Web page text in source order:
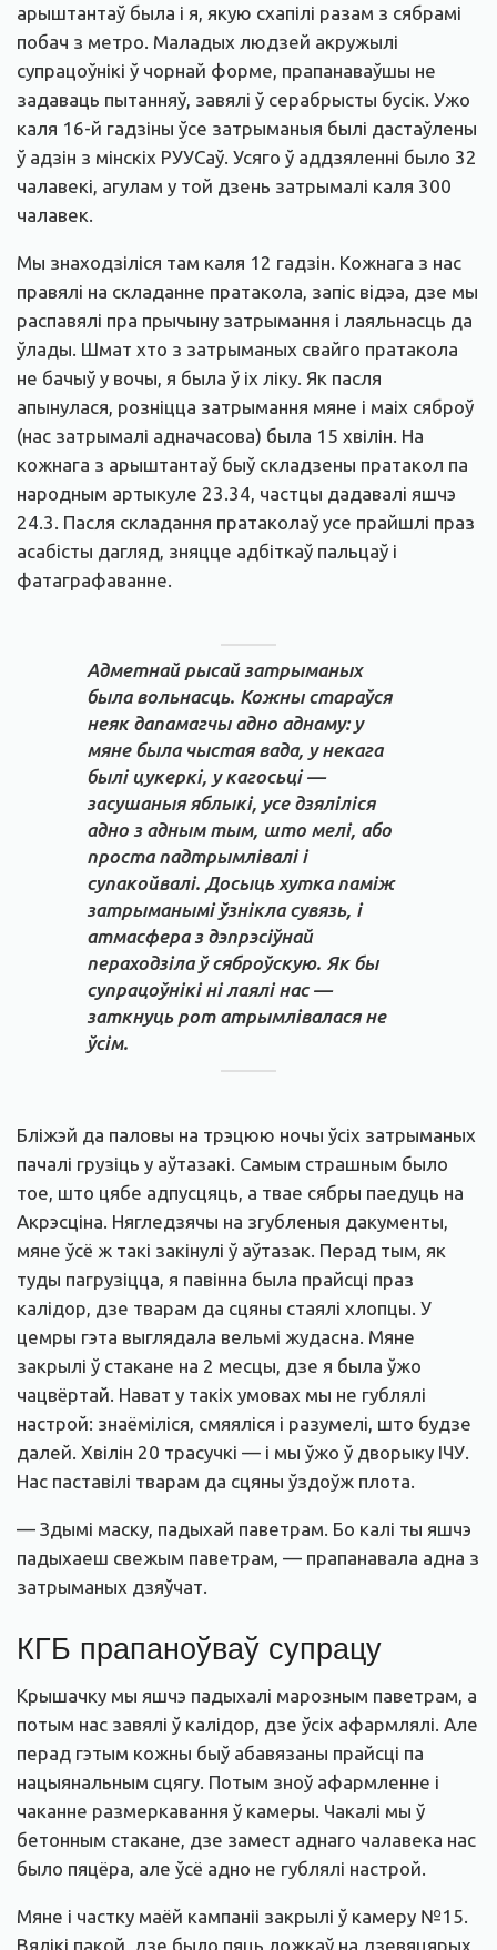
арыштантаў была і я, якую схапілі разам з сябрамі
побач з метро. Маладых людзей акружылі
супрацоўнікі ў чорнай форме, прапанаваўшы не
задаваць пытанняў, завялі ў серабрысты бусік. Ужо
каля 16-й гадзіны ўсе затрыманыя былі дастаўлены
ў адзін з мінскіх РУУСаў. Усяго ў аддзяленні было 32
чалавекі, агулам у той дзень затрымалі каля 300
чалавек.
Мы знаходзіліся там каля 12 гадзін. Кожнага з нас
правялі на складанне пратакола, запіс відэа, дзе мы
распавялі пра прычыну затрымання і лаяльнасць да
ўлады. Шмат хто з затрыманых свайго пратакола
не бачыў у вочы, я была ў іх ліку. Як пасля
апынулася, розніцца затрымання мяне і маіх сяброў
(нас затрымалі адначасова) была 15 хвілін. На
кожнага з арыштантаў быў складзены пратакол па
народным артыкуле 23.34, частцы дадавалі яшчэ
24.3. Пасля складання пратаколаў усе прайшлі праз
асабісты дагляд, зняцце адбіткаў пальцаў і
фатаграфаванне.
Адметнай рысай затрыманых
была вольнасць. Кожны стараўся
неяк дапамагчы адно аднаму: у
мяне была чыстая вада, у некага
былі цукеркі, у кагосьці —
засушаныя яблыкі, усе дзяліліся
адно з адным тым, што мелі, або
проста падтрымлівалі і
супакойвалі. Досыць хутка паміж
затрыманымі ўзнікла сувязь, і
атмасфера з дэпрэсіўнай
пераходзіла ў сяброўскую. Як бы
супрацоўнікі ні лаялі нас —
заткнуць рот атрымлівалася не
ўсім.
Бліжэй да паловы на трэцюю ночы ўсіх затрыманых
пачалі грузіць у аўтазакі. Самым страшным было
тое, што цябе адпусцяць, а твае сябры паедуць на
Акрэсціна. Нягледзячы на згубленыя дакументы,
мяне ўсё ж такі закінулі ў аўтазак. Перад тым, як
туды пагрузіцца, я павінна была прайсці праз
калідор, дзе тварам да сцяны стаялі хлопцы. У
цемры гэта выглядала вельмі жудасна. Мяне
закрылі ў стакане на 2 месцы, дзе я была ўжо
чацвёртай. Нават у такіх умовах мы не гублялі
настрой: знаёміліся, смяяліся і разумелі, што будзе
далей. Хвілін 20 трасучкі — і мы ўжо ў дворыку ІЧУ.
Нас паставілі тварам да сцяны ўздоўж плота.
— Здымі маску, падыхай паветрам. Бо калі ты яшчэ
падыхаеш свежым паветрам, — прапанавала адна з
затрыманых дзяўчат.
КГБ прапаноўваў супрацу
Крышачку мы яшчэ падыхалі марозным паветрам, а
потым нас завялі ў калідор, дзе ўсіх афармлялі. Але
перад гэтым кожны быў абавязаны прайсці па
нацыянальным сцягу. Потым зноў афармленне і
чаканне размеркавання ў камеры. Чакалі мы ў
бетонным стакане, дзе замест аднаго чалавека нас
было пяцёра, але ўсё адно не гублялі настрой.
Мяне і частку маёй кампаніі закрылі ў камеру №15.
Вялікі пакой, дзе было пяць ложкаў на дзевяцярых